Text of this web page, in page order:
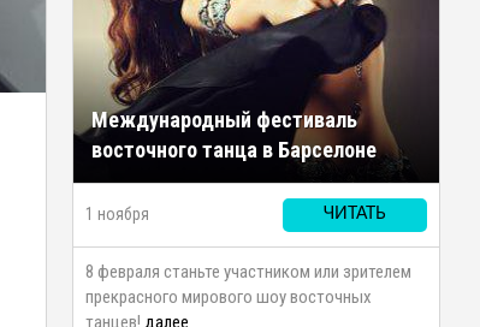
Международный фестиваль
восточного танца в Барселоне
ЧИТАТЬ
1 ноября
8 февраля станьте участником или зрителем
прекрасного мирового шоу восточных
танцев! далее